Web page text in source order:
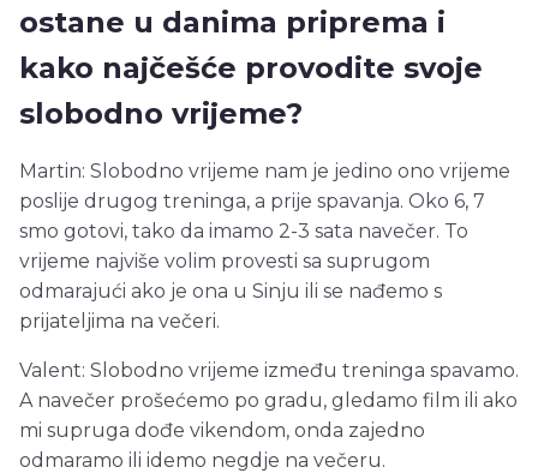
ostane u danima priprema i
kako najčešće provodite svoje
slobodno vrijeme?
Martin: Slobodno vrijeme nam je jedino ono vrijeme
poslije drugog treninga, a prije spavanja. Oko 6, 7
smo gotovi, tako da imamo 2-3 sata navečer. To
vrijeme najviše volim provesti sa suprugom
odmarajući ako je ona u Sinju ili se nađemo s
prijateljima na večeri.
Valent: Slobodno vrijeme između treninga spavamo.
A navečer prošećemo po gradu, gledamo film ili ako
mi supruga dođe vikendom, onda zajedno
odmaramo ili idemo negdje na večeru.